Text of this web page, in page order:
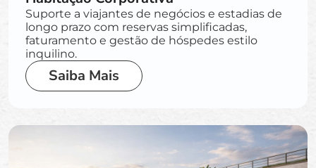
Suporte a viajantes de negócios e estadias de
longo prazo com reservas simplificadas,
faturamento e gestão de hóspedes estilo
inquilino.
Saiba Mais